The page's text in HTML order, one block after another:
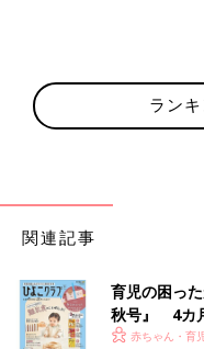
ラン
関連記事
育児の困っ
秋号』 4カ
いっぱい！
赤ちゃん・育